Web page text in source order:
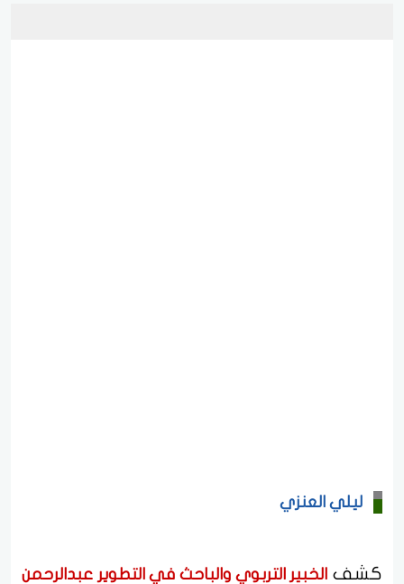
ليلي العنزي
كشف الخبير التربوي والباحث في التطوير عبدالرحمن